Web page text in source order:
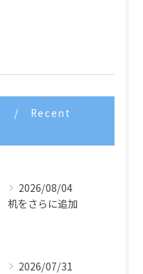
Recent
2026/08/04
机をさらに追加
2026/07/31